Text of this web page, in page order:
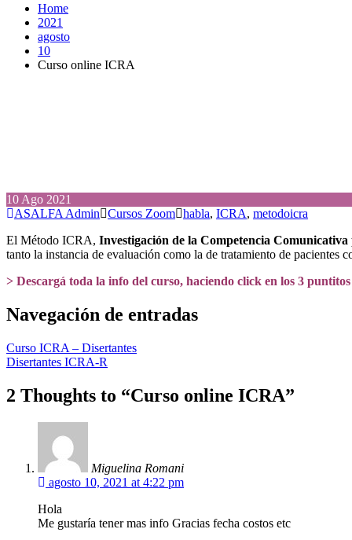
Home
2021
agosto
10
Curso online ICRA
10 Ago 2021
ASALFA Admin
Cursos Zoom habla, ICRA, metodoicra
El Método ICRA, Investigación de la Competencia
tanto la instancia de evaluación como la de tratamiento de
> Descargá toda la info del curso, haciendo click en los 3
Navegación de entradas
Curso ICRA – Disertantes
Disertantes ICRA-R
2 Thoughts to “Curso online ICRA”
Miguelina Romani
agosto 10, 2021 at 4:22 pm
Hola
Me gustaría tener mas info Gracias fecha costos etc